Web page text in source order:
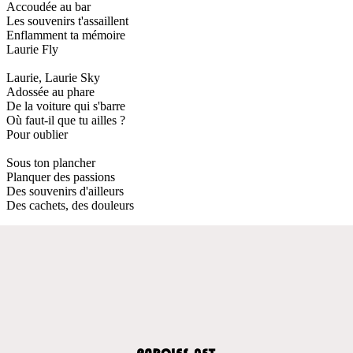
Accoudée au bar
Les souvenirs t'assaillent
Enflamment ta mémoire
Laurie Fly
Laurie, Laurie Sky
Adossée au phare
De la voiture qui s'barre
Où faut-il que tu ailles ?
Pour oublier
Sous ton plancher
Planquer des passions
Des souvenirs d'ailleurs
Des cachets, des douleurs